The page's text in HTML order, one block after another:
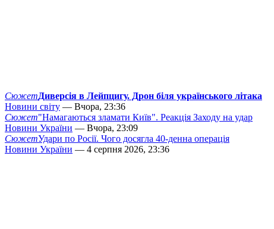
СюжетДиверсія в Лейпцигу. Дрон біля українського літака
Новини світу — Вчора, 23:36
Сюжет"Намагаються зламати Київ". Реакція Заходу на удар
Новини України — Вчора, 23:09
СюжетУдари по Росії. Чого досягла 40-денна операція
Новини України — 4 серпня 2026, 23:36